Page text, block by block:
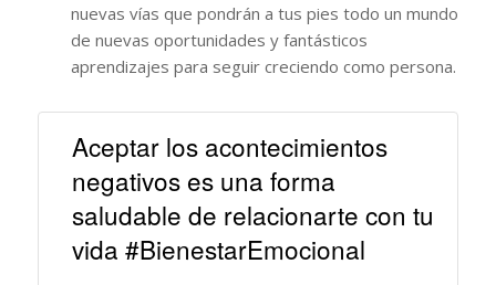
nuevas vías que pondrán a tus pies todo un mundo
de nuevas oportunidades y fantásticos
aprendizajes para seguir creciendo como persona.
Aceptar los acontecimientos
negativos es una forma
saludable de relacionarte con tu
vida #BienestarEmocional